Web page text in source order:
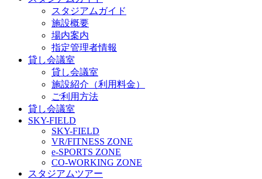
スタジアムガイド
施設概要
場内案内
指定管理者情報
貸し会議室
貸し会議室
施設紹介（利用料金）
ご利用方法
貸し会議室
SKY-FIELD
SKY-FIELD
VR/FITNESS ZONE
e-SPORTS ZONE
CO-WORKING ZONE
スタジアムツアー